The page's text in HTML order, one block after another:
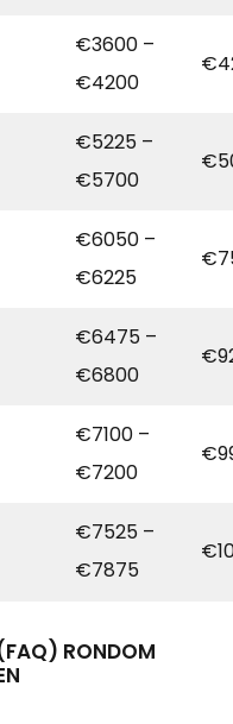
€3600 –
€4200
€5225 –
€5700
€6050 –
€6225
€6475 –
€6800
€7100 –
€7200
€7525 –
€7875
RONDOM